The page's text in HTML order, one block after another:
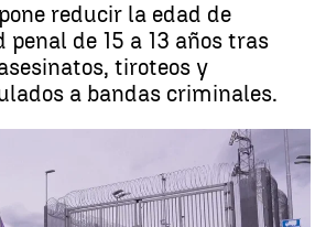
reducir la edad de
penal de 15 a 13 años tras
tiroteos y
a bandas criminales.
enviar a la cárcel a menores a partir de 13
Antena 3 Noticias